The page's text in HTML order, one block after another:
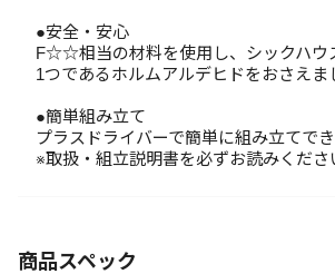
●安全・安心
F☆☆相当の材料を使用し、シックハウ
1つであるホルムアルデヒドをおさえま
●簡単組み立て
プラスドライバーで簡単に組み立てでき
※取扱・組立説明書を必ずお読みくださ
商品スペック